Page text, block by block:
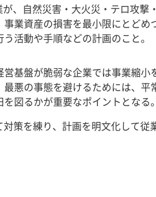
、自然災害・大火災・テロ攻撃・
業資産の損害を最小限にとどめ
活動や手順などの計画のこと。
基盤が脆弱な企業では事業縮小
悪の事態を避けるためには、平
図るかが重要なポイントとなる。
策を練り、計画を明文化して